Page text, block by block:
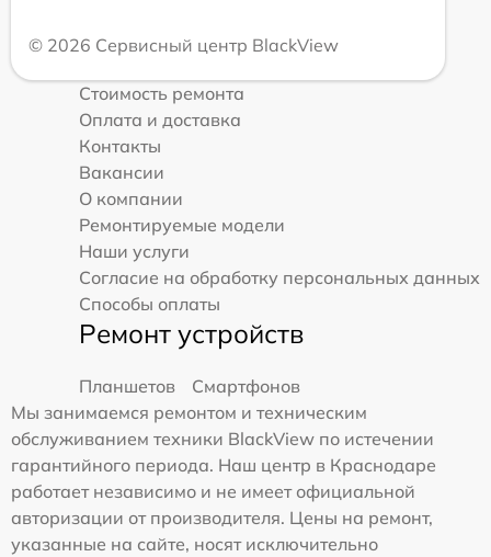
© 2026 Сервисный центр BlackView
Стоимость ремонта
Оплата и доставка
Контакты
Вакансии
О компании
Ремонтируемые модели
Наши услуги
Согласие на обработку персональных данных
Способы оплаты
Ремонт устройств
Планшетов
Смартфонов
Мы занимаемся ремонтом и техническим
обслуживанием техники BlackView по истечении
гарантийного периода. Наш центр в Краснодаре
работает независимо и не имеет официальной
авторизации от производителя. Цены на ремонт,
указанные на сайте, носят исключительно